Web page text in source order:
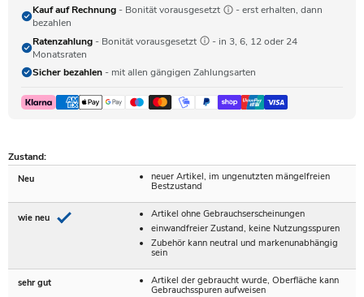
Kauf auf Rechnung - Bonität vorausgesetzt
- erst erhalten, dann
bezahlen
Ratenzahlung - Bonität vorausgesetzt
- in 3, 6, 12 oder 24
Monatsraten
Sicher bezahlen - mit allen gängigen Zahlungsarten
Zustand:
Neu
neuer Artikel, im ungenutzten mängelfreien
Bestzustand
wie neu
Artikel ohne Gebrauchserscheinungen
einwandfreier Zustand, keine Nutzungsspuren
Zubehör kann neutral und markenunabhängig
sein
sehr gut
Artikel der gebraucht wurde, Oberfläche kann
Gebrauchsspuren aufweisen